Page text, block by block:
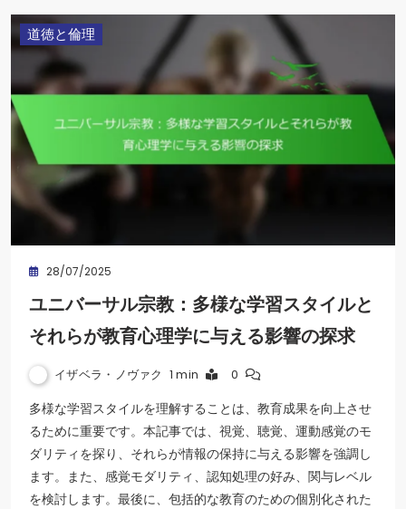
道徳と倫理
28/07/2025
ユニバーサル宗教：多様な学習スタイルと
それらが教育心理学に与える影響の探求
イザベラ・ノヴァク 1 min 0
多様な学習スタイルを理解することは、教育成果を向上させ
るために重要です。本記事では、視覚、聴覚、運動感覚のモ
ダリティを探り、それらが情報の保持に与える影響を強調し
ます。また、感覚モダリティ、認知処理の好み、関与レベル
を検討します。最後に、包括的な教育のための個別化された